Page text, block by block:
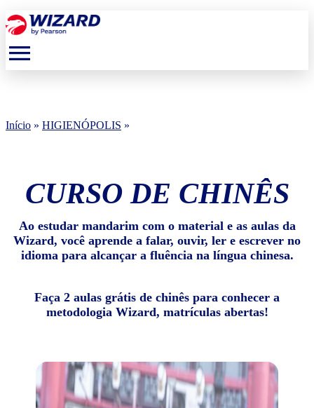
menu
Início » HIGIENÓPOLIS »
CURSO DE CHINÊS
Ao estudar mandarim com o material e as aulas da
Wizard, você aprende a falar, ouvir, ler e escrever no
idioma para alcançar a fluência na língua chinesa.
Faça 2 aulas grátis de chinês para conhecer a
metodologia Wizard, matrículas abertas!